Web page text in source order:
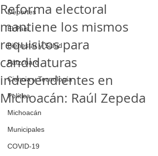
Deportes
El Pais
Bienestar y Salud
Pátzcuaro
Ciencia y Tecnología
Política
Michoacán
Municipales
COVID-19
Reforma electoral
mantiene los mismos
requisitos para
candidaturas
independientes en
Michoacán: Raúl Zepeda